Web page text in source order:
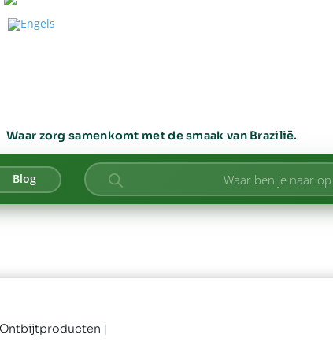
Waar zorg samenkomt met de smaak van Brazilië.
Blog Producten
zoeken
Ontbijtproducten |